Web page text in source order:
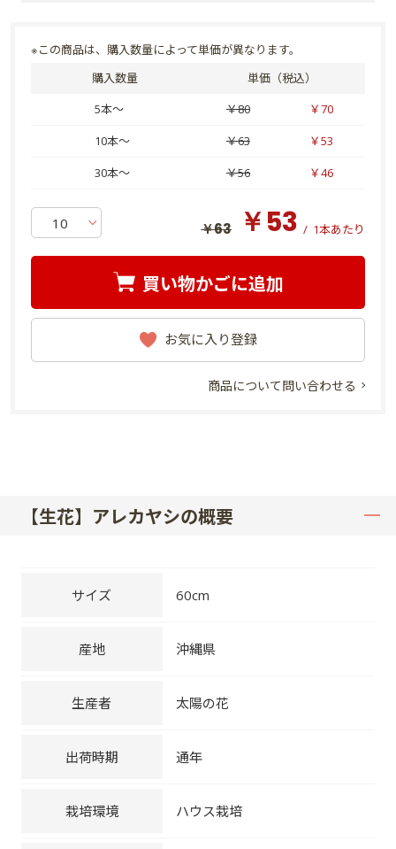
※この商品は、購入数量によって単価が異なります。
購入数量
単価（税込）
5本～
￥80
￥70
10本～
￥63
￥53
30本～
￥56 ￥46
￥63 ￥53 / 1本あたり
買い物かごに追加
お気に入り登録
商品について問い合わせる
【生花】アレカヤシの概要
サイズ 60cm
産地 沖縄県
生産者 太陽の花
出荷時期 通年
栽培環境 ハウス栽培